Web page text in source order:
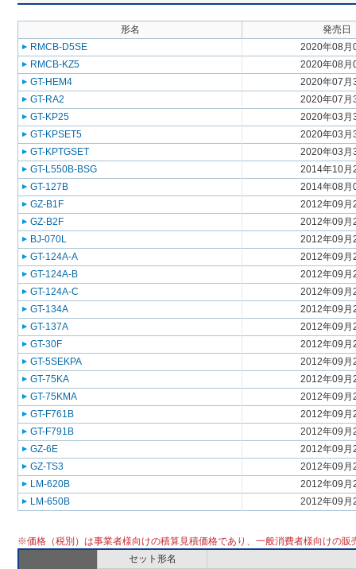
形名
発売日
RMCB-D5SE
2020年08月
RMCB-KZ5
2020年08月
GT-HEM4
2020年07月
GT-RA2
2020年07月
GT-KP25
2020年03月
GT-KPSET5
2020年03月
GT-KPTGSET
2020年03月
GT-L550B-BSG
2014年10月
GT-127B
2014年08月
GZ-B1F
2012年09月
GZ-B2F
2012年09月
BJ-070L
2012年09月
GT-124A-A
2012年09月
GT-124A-B
2012年09月
GT-124A-C
2012年09月
GT-134A
2012年09月
GT-137A
2012年09月
GT-30F
2012年09月
GT-5SEKPA
2012年09月
GT-75KA
2012年09月
GT-75KMA
2012年09月
GT-F761B
2012年09月
GT-F791B
2012年09月
GZ-6E
2012年09月
GZ-TS3
2012年09月
LM-620B
2012年09月
LM-650B
2012年09月
※価格（税別）は事業者様向けの積算見積価格であり、一般消費者様向けの販
セット形名